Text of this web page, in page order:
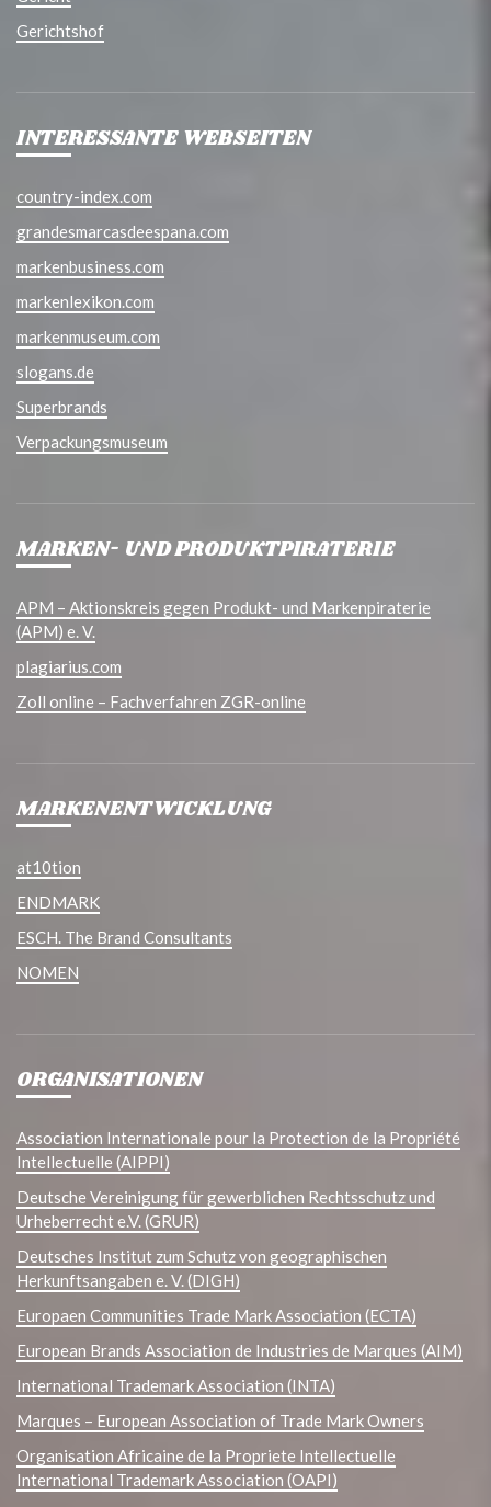
Gerichtshof
INTERESSANTE WEBSEITEN
country-index.com
grandesmarcasdeespana.com
markenbusiness.com
markenlexikon.com
markenmuseum.com
slogans.de
Superbrands
Verpackungsmuseum
MARKEN- UND PRODUKTPIRATERIE
APM – Aktionskreis gegen Produkt- und Markenpiraterie
(APM) e. V.
plagiarius.com
Zoll online – Fachverfahren ZGR-online
MARKENENTWICKLUNG
at10tion
ENDMARK
ESCH. The Brand Consultants
NOMEN
ORGANISATIONEN
Association Internationale pour la Protection de la Propriété
Intellectuelle (AIPPI)
Deutsche Vereinigung für gewerblichen Rechtsschutz und
Urheberrecht e.V. (GRUR)
Deutsches Institut zum Schutz von geographischen
Herkunftsangaben e. V. (DIGH)
Europaen Communities Trade Mark Association (ECTA)
European Brands Association de Industries de Marques (AIM)
International Trademark Association (INTA)
Marques – European Association of Trade Mark Owners
Organisation Africaine de la Propriete Intellectuelle
International Trademark Association (OAPI)